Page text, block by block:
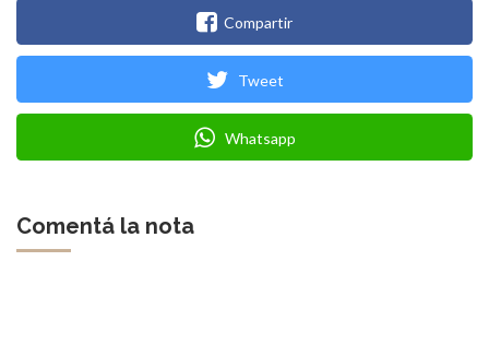
Compartir
Tweet
Whatsapp
Comentá la nota